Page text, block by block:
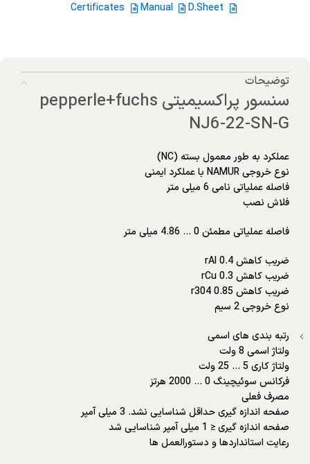
D.Sheet
Manual
Certificates
توضیحات
سنسور پراکسیمیتی pepperle+fuchs
NJ6-22-SN-G
عملکرد به طور معمول بسته (NC)
نوع خروجی NAMUR با عملکرد ایمنی
فاصله عملیاتی نامی 6 میلی متر
فلاش نصب
فاصله عملیاتی مطمئن 0 … 4.86 میلی متر
ضریب کاهش rAl 0.4
ضریب کاهش rCu 0.3
ضریب کاهش r304 0.85
نوع خروجی 2 سیم
رتبه بندی های اسمی
ولتاژ اسمی 8 ولت
ولتاژ کاری 5 … 25 ولت
فرکانس سوئیچینگ 0 … 2000 هرتز
مصرف فعلی
صفحه اندازه گیری حداقل شناسایی نشد. 3 میلی آمپر
صفحه اندازه گیری ≤ 1 میلی آمپر شناسایی شد
رعایت استانداردها و دستورالعمل ها